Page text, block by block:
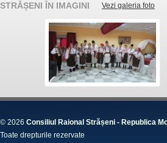
STRĂȘENI ÎN IMAGINI Vezi galeria foto
© 2026 Consiliul Raional Strășeni - Republica
Toate drepturile rezervate